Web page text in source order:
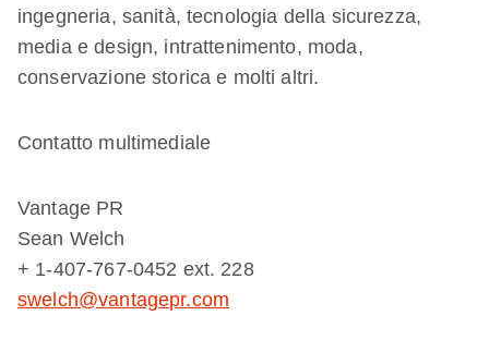
ingegneria, sanità, tecnologia della sicurezza,
media e design, intrattenimento, moda,
conservazione storica e molti altri.
Contatto multimediale
Vantage PR
Sean Welch
+ 1-407-767-0452 ext. 228
swelch@vantagepr.com